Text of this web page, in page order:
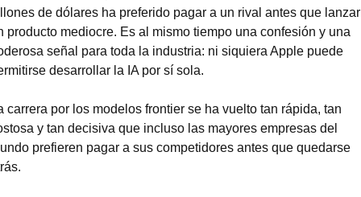
de dólares ha preferido pagar a un rival antes que lanzar
producto mediocre. Es al mismo tiempo una confesión y una
señal para toda la industria: ni siquiera Apple puede
desarrollar la IA por sí sola.
carrera por los modelos frontier se ha vuelto tan rápida, tan
y tan decisiva que incluso las mayores empresas del
prefieren pagar a sus competidores antes que quedarse